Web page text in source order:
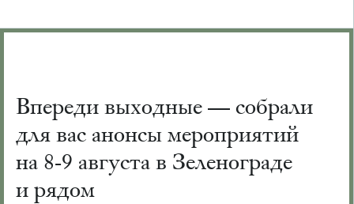
Впереди выходные — собрали
для вас анонсы мероприятий
на 8-9 августа в Зеленограде
и рядом